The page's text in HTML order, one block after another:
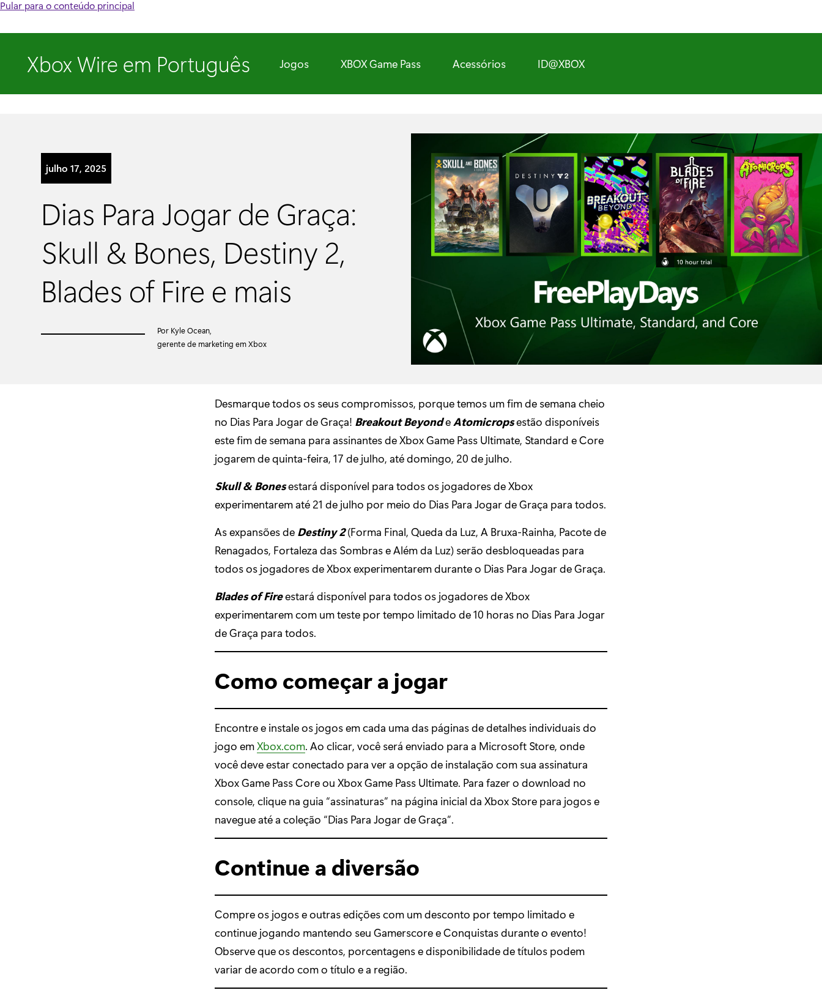
Pular para o conteúdo principal
Xbox Wire em Português Jogos XBOX Game Pass Acessórios ID@XBOX
julho 17, 2025
Dias Para Jogar de Graça:
Skull & Bones, Destiny 2,
Blades of Fire e mais
Por Kyle Ocean,
gerente de marketing em Xbox
Desmarque todos os seus compromissos, porque temos um fim de semana cheio
no Dias Para Jogar de Graça! Breakout Beyonde Atomicropsestão disponíveis
este fim de semana para assinantes de Xbox Game Pass Ultimate, Standard e Core
jogarem de quinta-feira, 17 de julho, até domingo, 20 de julho.
Skull & Bonesestará disponível para todos os jogadores de Xbox
experimentarem até 21 de julho por meio do Dias Para Jogar de Graça para todos.
As expansões de Destiny 2(Forma Final, Queda da Luz, A Bruxa-Rainha, Pacote de
Renagados, Fortaleza das Sombras e Além da Luz) serão desbloqueadas para
todos os jogadores de Xbox experimentarem durante o Dias Para Jogar de Graça.
Blades of Fireestará disponível para todos os jogadores de Xbox
experimentarem com um teste por tempo limitado de 10 horas no Dias Para Jogar
de Graça para todos.
Como começar a jogar
Encontre e instale os jogos em cada uma das páginas de detalhes individuais do
jogo emXbox.com. Ao clicar, você será enviado para a Microsoft Store, onde
você deve estar conectado para ver a opção de instalação com sua assinatura
Xbox Game Pass Core ou Xbox Game Pass Ultimate. Para fazer o download no
console, clique na guia “assinaturas” na página inicial da Xbox Store para jogos e
navegue até a coleção “Dias Para Jogar de Graça”.
Continue a diversão
Compre os jogos e outras edições com um desconto por tempo limitado e
continue jogando mantendo seu Gamerscore e Conquistas durante o evento!
Observe que os descontos, porcentagens e disponibilidade de títulos podem
variar de acordo com o título e a região.